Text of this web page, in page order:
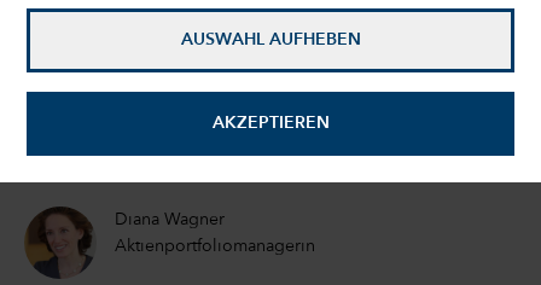
AUSWAHL AUFHEBEN
AKZEPTIEREN
Jared Franz
Volkswirt
Pramod Atluri
Diana Wagner
Aktienportfoliomanagerin